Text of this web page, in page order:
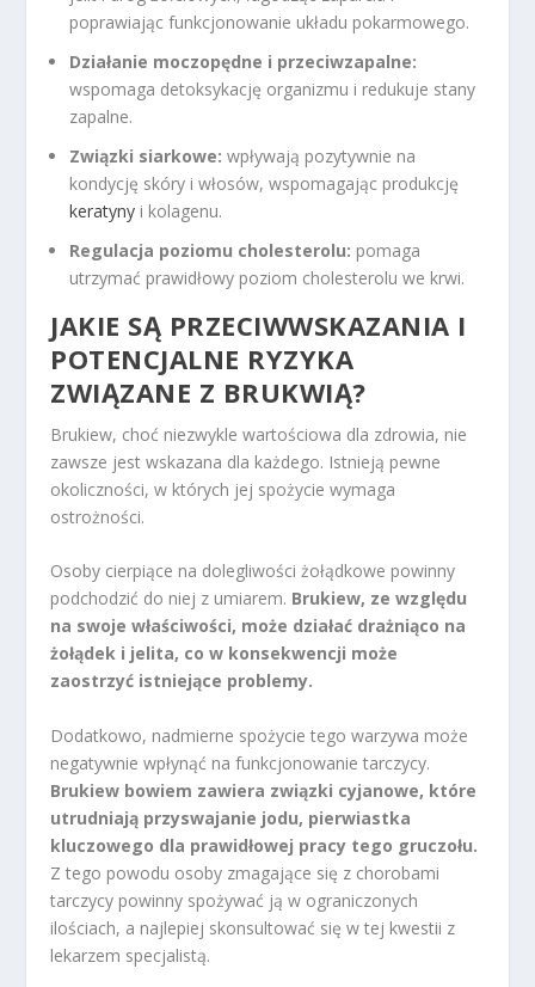
poprawiając funkcjonowanie układu pokarmowego.
Działanie moczopędne i przeciwzapalne:
wspomaga detoksykację organizmu i redukuje stany
zapalne.
Związki siarkowe: wpływają pozytywnie na
kondycję skóry i włosów, wspomagając produkcję
keratyny i kolagenu.
Regulacja poziomu cholesterolu: pomaga
utrzymać prawidłowy poziom cholesterolu we krwi.
JAKIE SĄ PRZECIWWSKAZANIA I
POTENCJALNE RYZYKA
ZWIĄZANE Z BRUKWIĄ?
Brukiew, choć niezwykle wartościowa dla zdrowia, nie
zawsze jest wskazana dla każdego. Istnieją pewne
okoliczności, w których jej spożycie wymaga
ostrożności.
Osoby cierpiące na dolegliwości żołądkowe powinny
podchodzić do niej z umiarem. Brukiew, ze względu
na swoje właściwości, może działać drażniąco na
żołądek i jelita, co w konsekwencji może
zaostrzyć istniejące problemy.
Dodatkowo, nadmierne spożycie tego warzywa może
negatywnie wpłynąć na funkcjonowanie tarczycy.
Brukiew bowiem zawiera związki cyjanowe, które
utrudniają przyswajanie jodu, pierwiastka
kluczowego dla prawidłowej pracy tego gruczołu.
Z tego powodu osoby zmagające się z chorobami
tarczycy powinny spożywać ją w ograniczonych
ilościach, a najlepiej skonsultować się w tej kwestii z
lekarzem specjalistą.